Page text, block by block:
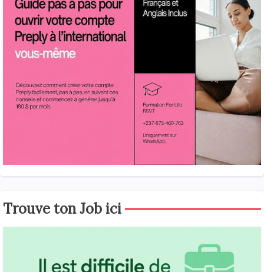
Trouve ton Job ici